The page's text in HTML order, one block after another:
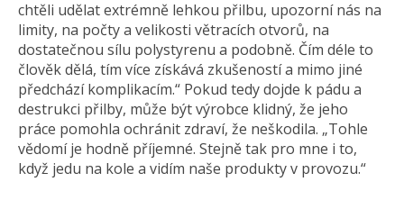
chtěli udělat extrémně lehkou přilbu, upozorní nás na
limity, na počty a velikosti větracích otvorů, na
dostatečnou sílu polystyrenu a podobně. Čím déle to
člověk dělá, tím více získává zkušeností a mimo jiné
předchází komplikacím.“ Pokud tedy dojde k pádu a
destrukci přilby, může být výrobce klidný, že jeho
práce pomohla ochránit zdraví, že neškodila. „Tohle
vědomí je hodně příjemné. Stejně tak pro mne i to,
když jedu na kole a vidím naše produkty v provozu.“